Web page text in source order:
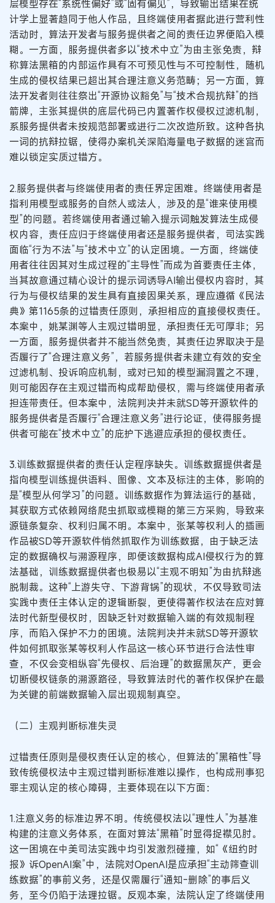
层模型存在“系统性偏好”或“固有偏见”，导致输出结果在统
计学上显著趋同于他人作品，且终端使用者据此进行营利性
活动时，算法开发者与服务提供者之间的责任边界便陷入模
糊。一方面，服务提供者多以“技术中立”为由主张免责，辩
称算法黑箱的内部运作具有不可预见性与不可控制性，随机
生成的侵权结果已超出其合理注意义务范畴；另一方面，算
法开发者则往往祭出“开源协议豁免”与“技术合规抗辩”的挡
箭牌，主张其提供的底层代码已内置著作权侵权过滤机制，
系服务提供者未按规范部署或进行二次改造所致。这种各执
一词的抗辩拉锯，使得办案机关深陷海量电子数据的迷宫而
难以锁定实质过错方。
2.服务提供者与终端使用者的责任界定困难。终端使用者是
指利用模型或服务的自然人或法人，涉及的是“谁来使用模
型”的问题。若终端使用者通过输入提示词触发算法生成侵
权内容，责任应归于终端使用者还是服务提供者，司法实践
面临“行为不法”与“技术中立”的认定困境。一方面，终端使
用者往往因其对生成过程的“主导性”而成为首要责任主体，
当其故意通过精心设计的提示词诱导AI输出侵权内容时，其
行为与侵权结果的发生具有直接因果关系，理应遵循《民法
典》第1165条的过错责任原则，承担相应的直接侵权责任。
本案中，姚某渊等人主观过错明显，承担责任无可厚非；另
一方面，服务提供者并不能当然免责，其责任边界取决于是
否履行了“合理注意义务”，若服务提供者未建立有效的安全
过滤机制、投诉响应机制，或对已知的模型漏洞置之不理，
则可能因存在主观过错而构成帮助侵权，需与终端使用者承
担连带责任。但本案中，法院判决并未就SD等开源软件的
服务提供者是否履行“合理注意义务”进行论证，使得服务提
供者可能在“技术中立”的庇护下逃避应承担的侵权责任。
3.训练数据提供者的责任认定程序缺失。训练数据提供者是
指向模型训练提供语料、图像、文本及标注的主体，影响的
是“模型从何学习”的问题。训练数据作为算法运行的基础，
其获取方式依赖网络爬虫抓取或模糊的第三方采购，导致来
源链条复杂、权利归属不明。本案中，张某等权利人的插画
作品被SD等开源软件悄然抓取作为训练数据，由于缺乏法
定的数据确权与溯源程序，即便该数据构成AI侵权行为的算
法基础，训练数据提供者也极易以“主观不明知”为由抗辩逃
脱制裁。这种“上游失守、下游背锅”的现状，不仅导致司法
实践中责任主体认定的逻辑断裂，更使得著作权法在应对算
法时代新型侵权时，因缺乏针对数据输入端的有效规制程
序，而陷入保护不力的困境。法院判决并未就SD等开源软
件如何抓取张某等权利人作品这一核心环节进行合法性审
查，不仅会变相纵容“先侵权、后治理”的数据黑灰产，更会
切断侵权链条的溯源路径，导致算法时代的著作权保护在最
为关键的前端数据输入层出现规制真空。
（二）主观判断标准失灵
过错责任原则是侵权责任认定的核心，但算法的“黑箱性”导
致传统侵权法中主观过错判断标准难以操作，也构成刑事犯
罪主观认定的核心障碍，主要体现在以下方面：
1.注意义务的标准边界不明。传统侵权法以“理性人”为基准
构建的注意义务体系，在面对算法“黑箱”时显得捉襟见肘。
这一困境在中美司法实践中均引发激烈碰撞，如“《纽约时
报》诉OpenAI案”中，法院对OpenAI是应承担“主动筛查训
练数据”的事前义务，还是仅需履行“通知-删除”的事后义
务，至今仍陷于法理拉锯。反观本案，法院认定了终端使用